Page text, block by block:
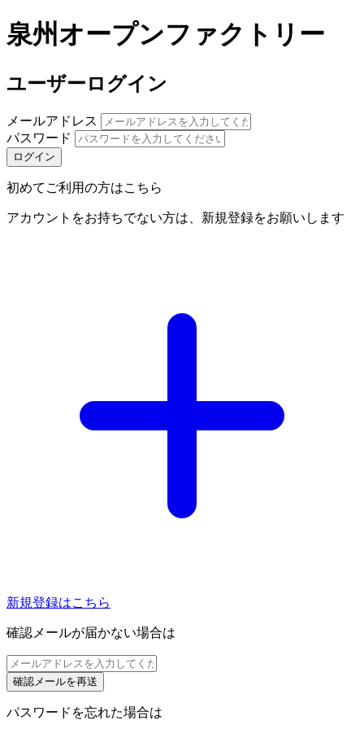
泉州オープンファクトリー
ユーザーログイン
メールアドレス
パスワード
初めてご利用の方はこちら
アカウントをお持ちでない方は、新規登録をお願いします
新規登録はこちら
確認メールが届かない場合は
パスワードを忘れた場合は